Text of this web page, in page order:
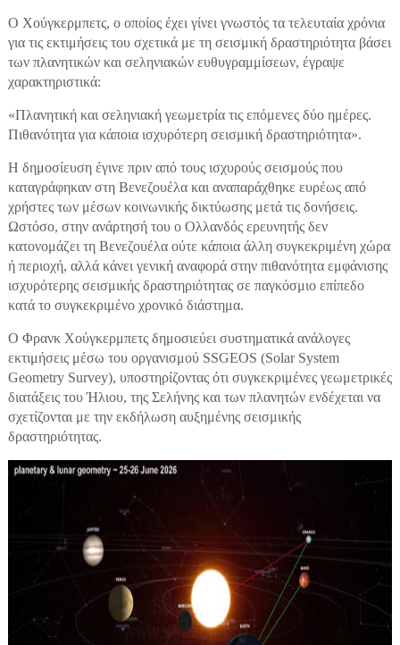
Ο Χούγκερμπετς, ο οποίος έχει γίνει γνωστός τα τελευταία χρόνια
για τις εκτιμήσεις του σχετικά με τη σεισμική δραστηριότητα βάσει
των πλανητικών και σεληνιακών ευθυγραμμίσεων, έγραψε
χαρακτηριστικά:
«Πλανητική και σεληνιακή γεωμετρία τις επόμενες δύο ημέρες.
Πιθανότητα για κάποια ισχυρότερη σεισμική δραστηριότητα».
Η δημοσίευση έγινε πριν από τους ισχυρούς σεισμούς που
καταγράφηκαν στη Βενεζουέλα και αναπαράχθηκε ευρέως από
χρήστες των μέσων κοινωνικής δικτύωσης μετά τις δονήσεις.
Ωστόσο, στην ανάρτησή του ο Ολλανδός ερευνητής δεν
κατονομάζει τη Βενεζουέλα ούτε κάποια άλλη συγκεκριμένη χώρα
ή περιοχή, αλλά κάνει γενική αναφορά στην πιθανότητα εμφάνισης
ισχυρότερης σεισμικής δραστηριότητας σε παγκόσμιο επίπεδο
κατά το συγκεκριμένο χρονικό διάστημα.
Ο Φρανκ Χούγκερμπετς δημοσιεύει συστηματικά ανάλογες
εκτιμήσεις μέσω του οργανισμού SSGEOS (Solar System
Geometry Survey), υποστηρίζοντας ότι συγκεκριμένες γεωμετρικές
διατάξεις του Ήλιου, της Σελήνης και των πλανητών ενδέχεται να
σχετίζονται με την εκδήλωση αυξημένης σεισμικής
δραστηριότητας.